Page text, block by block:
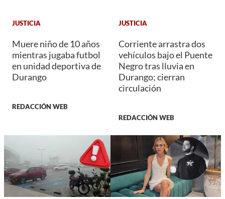
JUSTICIA
Muere niño de 10 años
mientras jugaba futbol
en unidad deportiva de
Durango
REDACCIÓN WEB
JUSTICIA
Corriente arrastra dos
vehículos bajo el Puente
Negro tras lluvia en
Durango; cierran
circulación
REDACCIÓN WEB